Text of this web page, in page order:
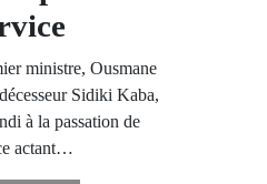
ministre, Ousmane
Sidiki Kaba,
à la passation de
actant…